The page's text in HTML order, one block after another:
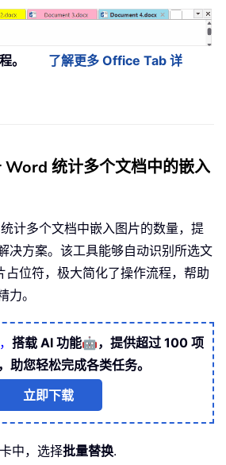
。
了解更多 Office Tab 详
统计多个文档中的嵌入
计多个文档中嵌入图片的数量，提
决方案。该工具能够自动识别所选文
位符，极大简化了操作流程，帮助
。
搭载 AI 功能🤖，提供超过 100 项
助您轻松完成各类任务。
立即下载
中，选择批量替换.